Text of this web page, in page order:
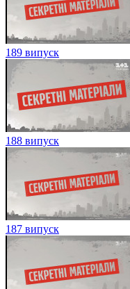
189 випуск
188 випуск
187 випуск